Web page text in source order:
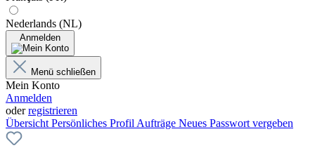
Nederlands (NL)
Anmelden
Menü schließen
Mein Konto
Anmelden
oderregistrieren
Übersicht Persönliches Profil Aufträge Neues Passwort vergeben